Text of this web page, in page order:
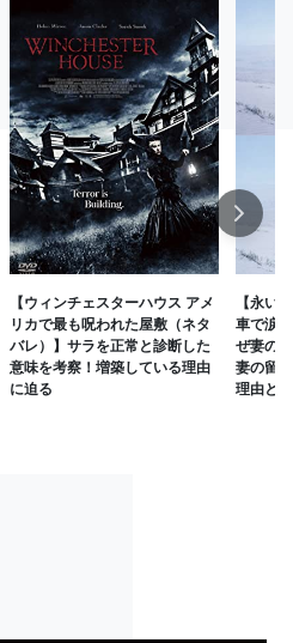
【ウィンチェスターハウス アメ
リカで最も呪われた屋敷（ネタ
バレ）】サラを正常と診断した
意味を考察！増築している理由
に迫る
【永い
車で涙
ぜ妻の
妻の留
理由とは
Next